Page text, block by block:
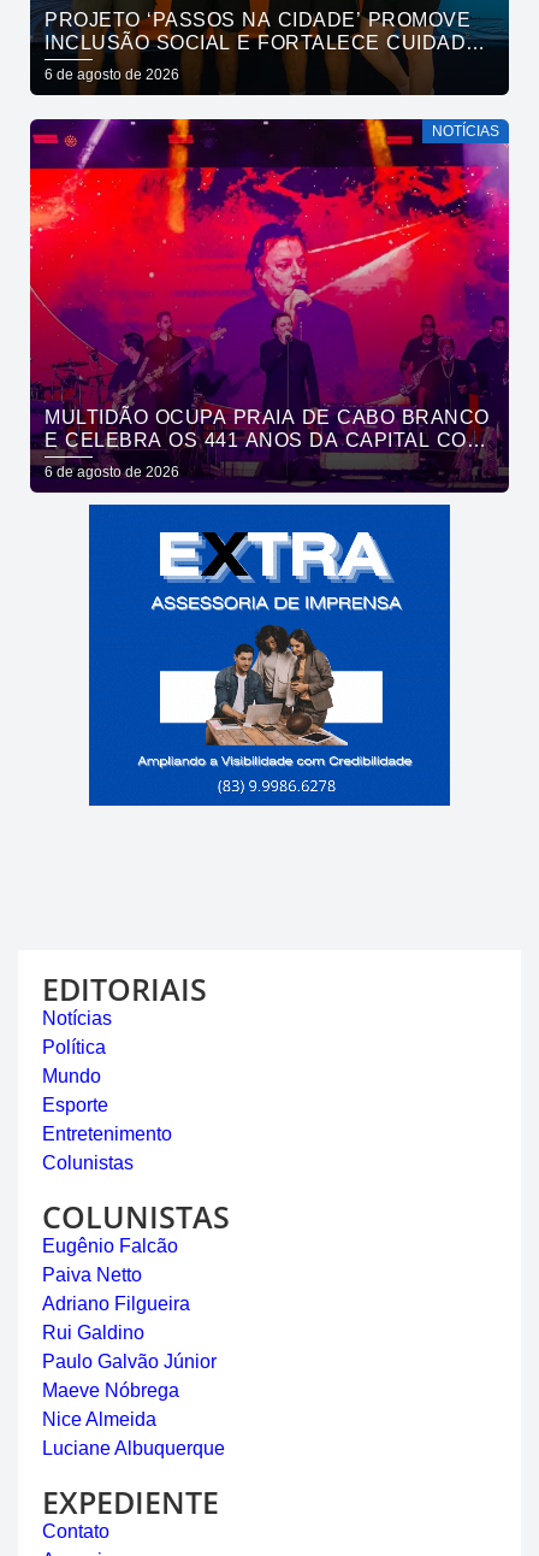
PROJETO ‘PASSOS NA CIDADE’ PROMOVE
INCLUSÃO SOCIAL E FORTALECE CUIDADO
EM SAÚDE MENTAL POR MEIO DA CORRIDA
6 de agosto de 2026
NOTÍCIAS
MULTIDÃO OCUPA PRAIA DE CABO BRANCO
E CELEBRA OS 441 ANOS DA CAPITAL COM
SHOWS DE ROUPA NOVA E FÁBIO JR
6 de agosto de 2026
EDITORIAIS
Notícias
Política
Mundo
Esporte
Entretenimento
Colunistas
COLUNISTAS
Eugênio Falcão
Paiva Netto
Adriano Filgueira
Rui Galdino
Paulo Galvão Júnior
Maeve Nóbrega
Nice Almeida
Luciane Albuquerque
EXPEDIENTE
Contato